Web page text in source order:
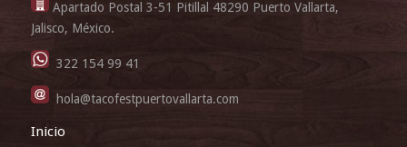
Apartado Postal 3-51 Pitillal 48290 Puerto Vallarta,
Jalisco, México.
322 154 99 41
hola@tacofestpuertovallarta.com
Inicio